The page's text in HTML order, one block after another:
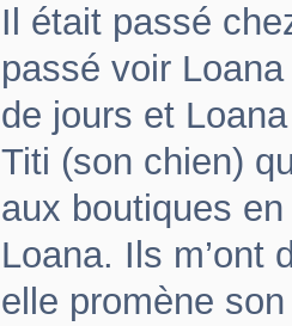
Il était passé
passé voir
de jours et
Titi (son chien)
aux boutiques
Loana. Ils m’ont
elle promène